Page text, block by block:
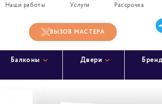
Наши работы Услуги Рассрочка
ВЫЗОВ МАСТЕРА
Балконы Двери